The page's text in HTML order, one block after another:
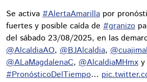
Se activa #AlertaAmarilla por
fuertes y posible caída de #granizo
del sábado 23/08/2025, en las
@AlcaldiaAO, @BJAlcaldia,
@ALaMagdalenaC, @AlcaldiaMHmx y
#PronósticoDelTiempo…